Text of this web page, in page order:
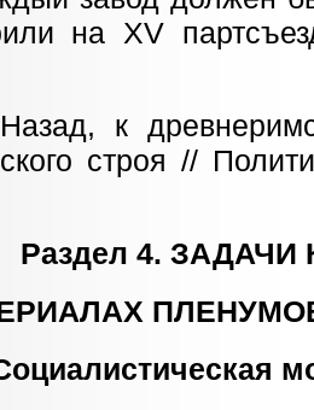
на XV
к
строя //
Раздел 4. ЗАДАЧИ